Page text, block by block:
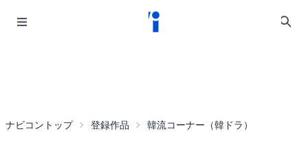
ナビコントップ 登録作品 韓流コーナー（韓ドラ）